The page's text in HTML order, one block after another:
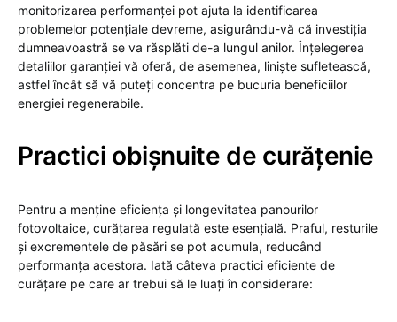
monitorizarea performanței pot ajuta la identificarea
problemelor potențiale devreme, asigurându-vă că investiția
dumneavoastră se va răsplăti de-a lungul anilor. Înțelegerea
detaliilor garanției vă oferă, de asemenea, liniște sufletească,
astfel încât să vă puteți concentra pe bucuria beneficiilor
energiei regenerabile.
Practici obișnuite de curățenie
Pentru a menține eficiența și longevitatea panourilor
fotovoltaice, curățarea regulată este esențială. Praful, resturile
și excrementele de păsări se pot acumula, reducând
performanța acestora. Iată câteva practici eficiente de
curățare pe care ar trebui să le luați în considerare: